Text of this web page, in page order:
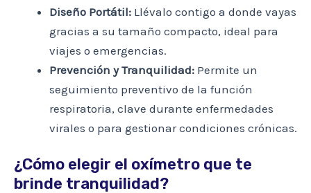
Diseño Portátil: Llévalo contigo a donde vayas
gracias a su tamaño compacto, ideal para
viajes o emergencias.
Prevención y Tranquilidad: Permite un
seguimiento preventivo de la función
respiratoria, clave durante enfermedades
virales o para gestionar condiciones crónicas.
¿Cómo elegir el oxímetro que te
brinde tranquilidad?